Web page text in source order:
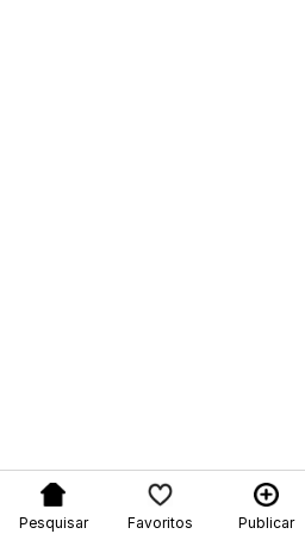
Pesquisar Favoritos Publicar